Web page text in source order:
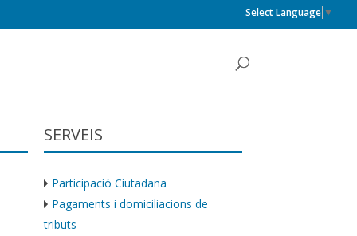
Select Language ▼
SERVEIS
Participació Ciutadana
Pagaments i domiciliacions de
tributs